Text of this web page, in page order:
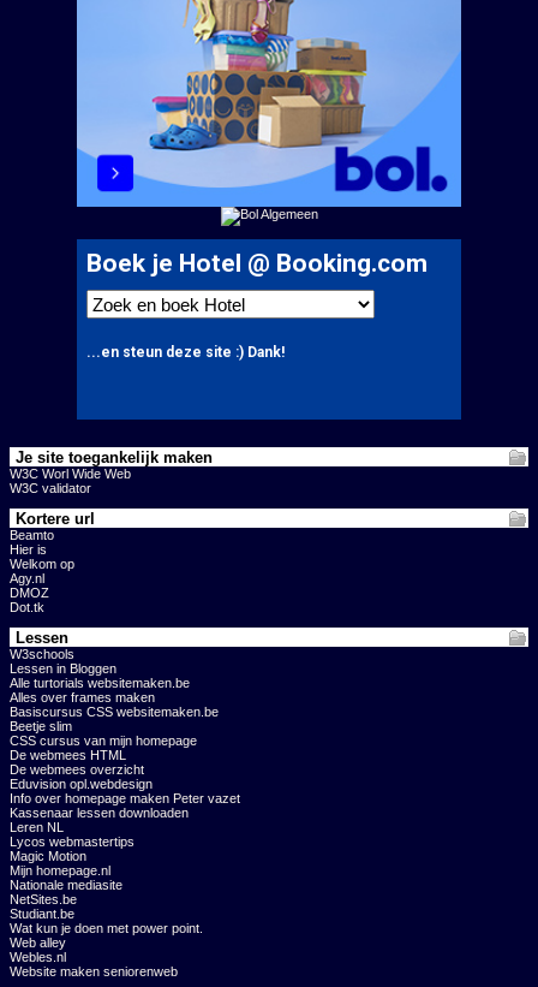
Je site toegankelijk maken
W3C Worl Wide Web
W3C validator
Kortere url
Beamto
Hier is
Welkom op
Agy.nl
DMOZ
Dot.tk
Lessen
W3schools
Lessen in Bloggen
Alle turtorials websitemaken.be
Alles over frames maken
Basiscursus CSS websitemaken.be
Beetje slim
CSS cursus van mijn homepage
De webmees HTML
De webmees overzicht
Eduvision opl.webdesign
Info over homepage maken Peter vazet
Kassenaar lessen downloaden
Leren NL
Lycos webmastertips
Magic Motion
Mijn homepage.nl
Nationale mediasite
NetSites.be
Studiant.be
Wat kun je doen met power point.
Web alley
Webles.nl
Website maken seniorenweb